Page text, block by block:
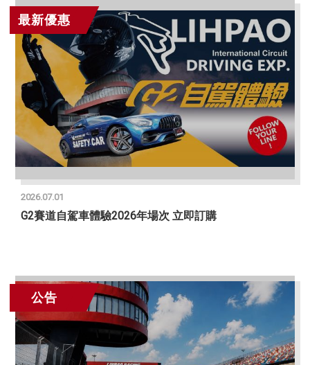
最新優惠
2026.07.01
G2賽道自駕車體驗2026年場次 立即訂購
公告